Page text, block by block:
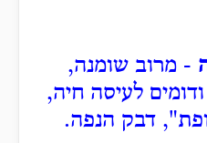
- מרוב שומנה,
לעיסה חיה,
דבק הנפה.